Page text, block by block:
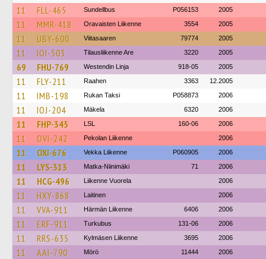
11 FLL-465 Sundellbus P056153 2005
11 MMR-418 Oravaisten Liikenne 3554 2005
11 UBY-600 Viitasaaren 79774 2005
11 IOI-503 Tilausliikenne Are 3220 2005
69 FHU-769 Westendin Linja 918-05 2005
11 FLY-211 Raahen 3363 12.2005
11 IMB-198 Rukan Taksi P058873 2006
11 IOJ-204 Mäkela 6320 2006
11 FHP-345 LSL 160-06 2006
11 OVI-242 Pekolan Liikenne 2006
11 OXI-676 Vekka Liikenne P060905 2006
11 LYS-313 Matka-Niinimäki 71 2006
11 HCG-496 Liikenne Vuorela 2006
11 HXY-868 Laitinen 2006
11 VVA-911 Härmän Liikenne 6406 2006
11 ERF-911 Turkubus 131-06 2006
11 RRS-635 Kylmäsen Liikenne 3695 2006
11 AAI-790 Mörö 11444 2006